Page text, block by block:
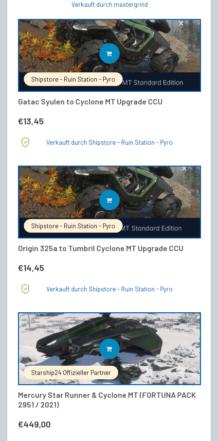
Verkauft durch mastergrind
Shipstore - Ruin Station - Pyro
Gatac Syulen to Cyclone MT Upgrade CCU
€13,45
IN DEN WARENKORB
Verkauft durch Shipstore - Ruin Station - Pyro
Shipstore - Ruin Station - Pyro
Origin 325a to Tumbril Cyclone MT Upgrade CCU
€14,45
IN DEN WARENKORB
Verkauft durch Shipstore - Ruin Station - Pyro
Starship24 Offizieller Partner
Mercury Star Runner & Cyclone MT (FORTUNA PACK
2951 / 2021)
€449,00
IN DEN WARENKORB